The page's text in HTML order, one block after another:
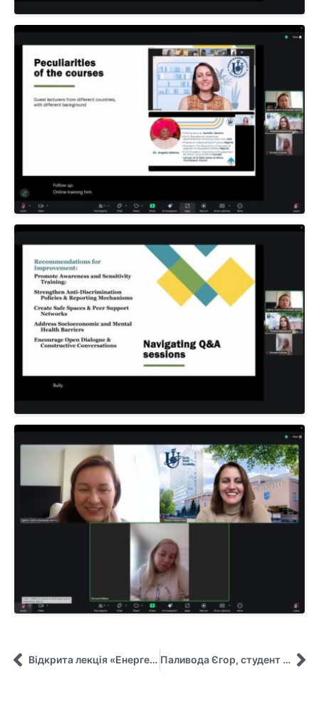
Відкрита лекція «Енергетична революція в Європі: чому одні країни переходять на чисту енергію швидше за інших?» Паливода Єгор, студент кафедри управління ім. О. Балацького, про мобільність Erasmus+ у Вроцлавській політехніці